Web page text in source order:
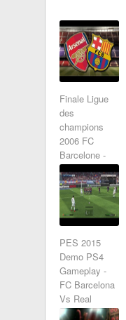
Finale Ligue
des
champions
2006 FC
Barcelone -
Arsenal FIFA
14 xbox 360
PES 2015
Demo PS4
Gameplay -
FC Barcelona
Vs Real
Madrid